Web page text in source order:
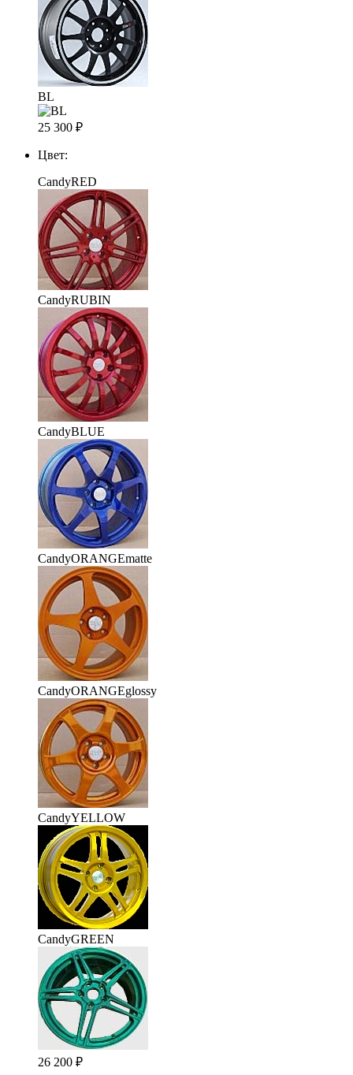
BL
25 300 ₽
Цвет:
CandyRED
CandyRUBIN
CandyBLUE
CandyORANGEmatte
CandyORANGEglossy
CandyYELLOW
CandyGREEN
26 200 ₽